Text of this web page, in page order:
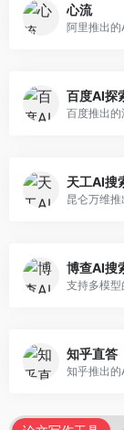
心流
百度AI探
天工AI搜
博查AI搜
知乎直答